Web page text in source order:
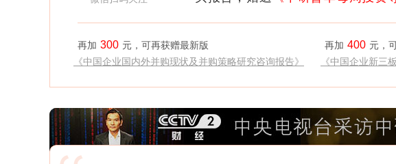
再加 300 元，可再获赠最新版
《中国企业国内外并购现状及并购策略研究咨询报告》
再加 400 元，
《中国企业新三